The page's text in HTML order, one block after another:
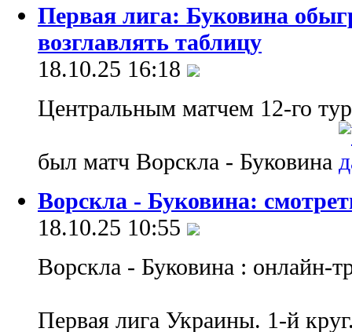
Первая лига: Буковина
возглавлять таблицу
18.10.25 16:18
Центральным матчем 12-го
был матч Ворскла - Буковина
Ворскла - Буковина:
18.10.25 10:55
Ворскла - Буковина : онлайн-
Первая лига Украины. 1-й